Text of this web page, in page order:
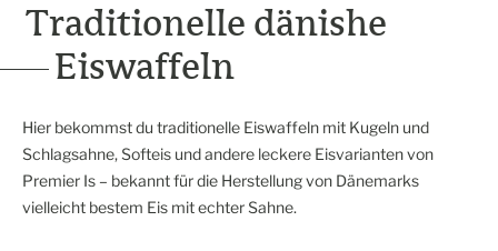
Traditionelle dänishe
Eiswaffeln
Hier bekommst du traditionelle Eiswaffeln mit Kugeln und
Schlagsahne, Softeis und andere leckere Eisvarianten von
Premier Is – bekannt für die Herstellung von Dänemarks
vielleicht bestem Eis mit echter Sahne.